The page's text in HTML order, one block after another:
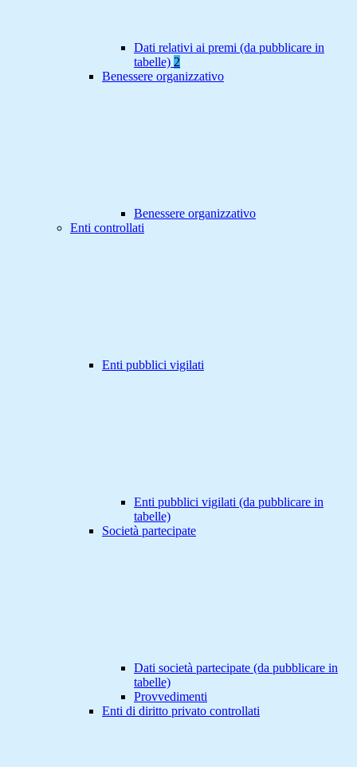
Dati relativi ai premi (da pubblicare in
tabelle) 2
Benessere organizzativo
Benessere organizzativo
Enti controllati
Enti pubblici vigilati
Enti pubblici vigilati (da pubblicare in
tabelle)
Società partecipate
Dati società partecipate (da pubblicare in
tabelle)
Provvedimenti
Enti di diritto privato controllati